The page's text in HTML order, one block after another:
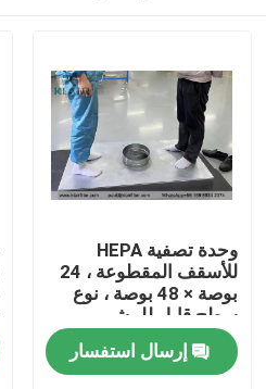
وحدة تصفية HEPA
للأسقف المقطوعة ، 24
بوصة × 48 بوصة ، نوع
سطح قابل للمشي
إرسال استفسار